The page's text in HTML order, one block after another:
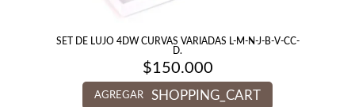
SET DE LUJO 4DW CURVAS VARIADAS L-M-N-J-B-V-CC-
D.
$150.000
AGREGAR SHOPPING_CART